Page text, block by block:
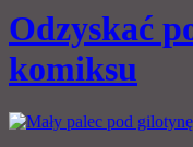
Odzyskać
komiksu